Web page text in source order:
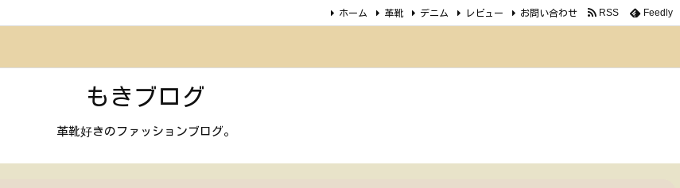
ホーム 革靴 デニム レビュー お問い合わせ RSS Feedly
もきブログ
革靴好きのファッションブログ。